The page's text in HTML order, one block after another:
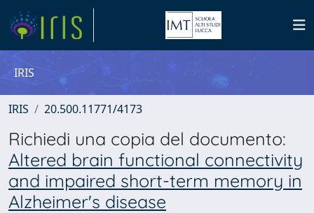
IRIS
IRIS 20.500.11771/4173
Richiedi una copia del documento:
Altered brain functional connectivity
and impaired short-term memory in
Alzheimer's disease